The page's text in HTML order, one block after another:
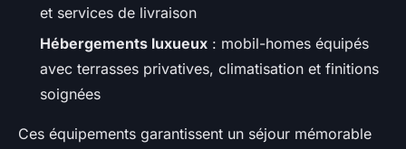
et services de livraison
Hébergements luxueux : mobil-homes équipés
avec terrasses privatives, climatisation et finitions
soignées
Ces équipements garantissent un séjour mémorable